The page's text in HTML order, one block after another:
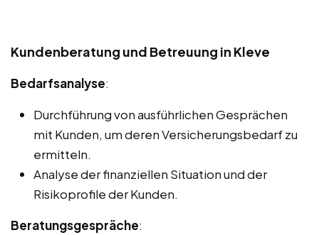
Kundenberatung und Betreuung in Kleve
Bedarfsanalyse:
Durchführung von ausführlichen Gesprächen
mit Kunden, um deren Versicherungsbedarf zu
ermitteln.
Analyse der finanziellen Situation und der
Risikoprofile der Kunden.
Beratungsgespräche: